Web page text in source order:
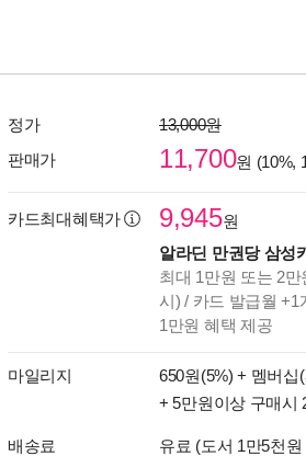
정가
13,000원
판매가
11,700원 (10%,
카드최대혜택가 9,945원
알라딘 만권당 삼성
최대 1만원 또는 2
시) / 카드 발급월 +1
1만원 혜택 제공
마일리지 650원(5%) + 멤버십
+ 5만원이상 구매시
배송료 유료 (도서 1만5천